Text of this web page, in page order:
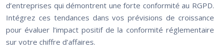
d’entreprises qui démontrent une forte conformité au RGPD.
Intégrez ces tendances dans vos prévisions de croissance
pour évaluer l’impact positif de la conformité réglementaire
sur votre chiffre d’affaires.